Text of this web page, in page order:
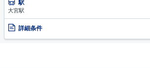
駅
大宮駅
詳細条件